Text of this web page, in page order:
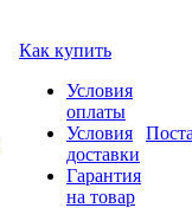
Как купить
Условия
оплаты
Условия
доставки
Гарантия
на товар